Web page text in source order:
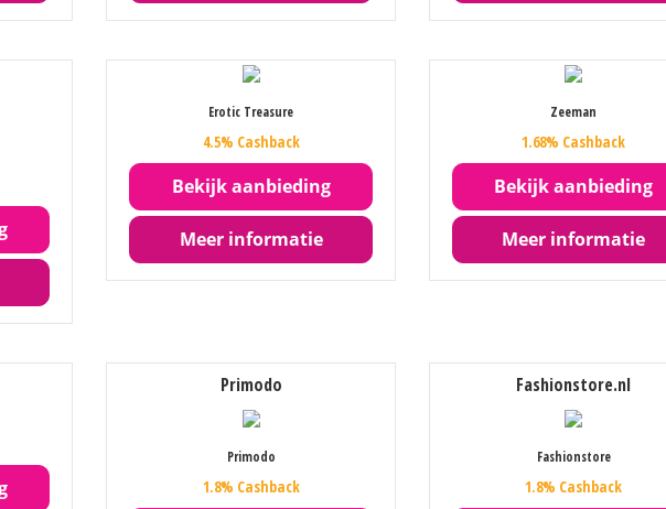
Erotic Treasure
4.5% Cashback
Bekijk aanbieding
Meer informatie
Zeeman
1.68% Cashback
Bekijk aanbieding
Meer informatie
Primodo
Primodo
1.8% Cashback
Fashionstore.nl
Fashionstore
1.8% Cashback